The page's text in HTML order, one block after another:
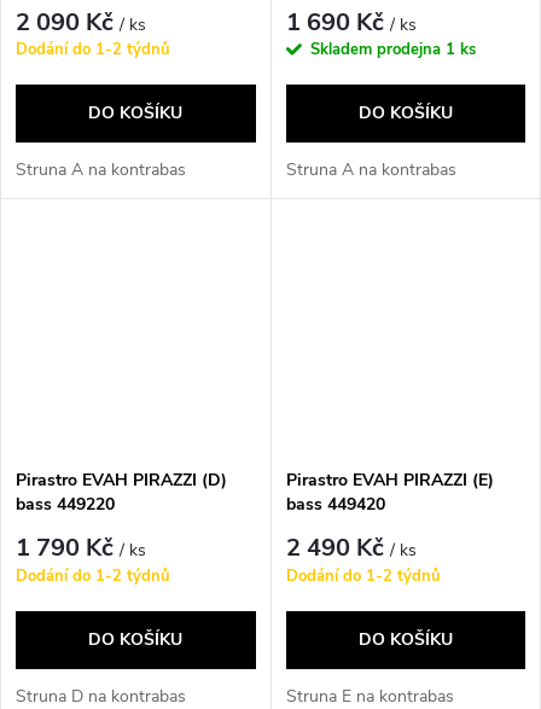
2 090 Kč/ ks
Dodání do 1-2 týdnů
DO KOŠÍKU
Struna A na kontrabas
1 690 Kč/ ks
Skladem prodejna 1 ks
DO KOŠÍKU
Struna A na kontrabas
Pirastro EVAH PIRAZZI (D)
bass 449220
1 790 Kč/ ks
Dodání do 1-2 týdnů
DO KOŠÍKU
Struna D na kontrabas
Pirastro EVAH PIRAZZI (E)
bass 449420
2 490 Kč/ ks
Dodání do 1-2 týdnů
DO KOŠÍKU
Struna E na kontrabas